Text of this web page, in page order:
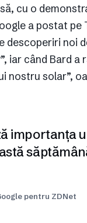
cu o
a postat
descoperiri noi
iar când Bard
nostru solar”,
importanța
pentru ZDNet